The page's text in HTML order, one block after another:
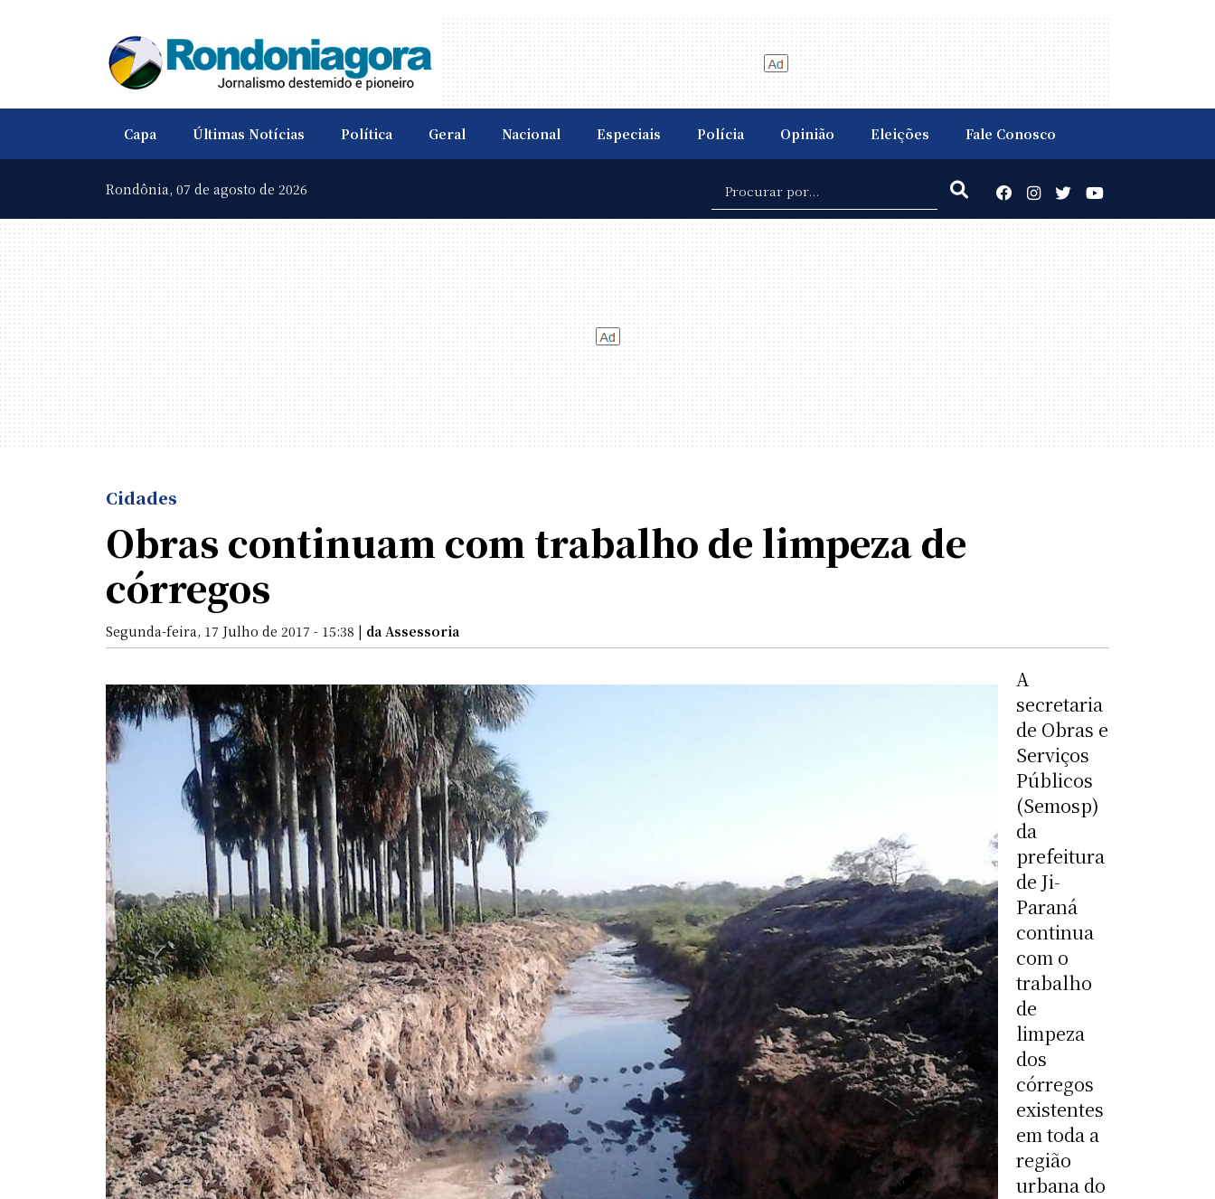
Capa Últimas Notícias Política Geral Nacional Especiais Polícia Opinião Eleições Fale Conosco
Rondônia, 07 de agosto de 2026
Cidades
Obras continuam com trabalho de limpeza de
córregos
Segunda-feira, 17 Julho de 2017 - 15:38 | da Assessoria
A
secretaria
de Obras e
Serviços
Públicos
(Semosp)
da
prefeitura
de Ji-
Paraná
continua
com o
trabalho
de
limpeza
dos
córregos
existentes
em toda a
região
urbana do